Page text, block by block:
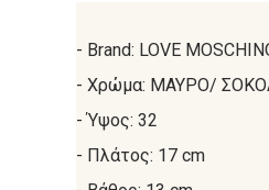
- Brand: LOVE
- Χρώμα: ΜΑΥΡΟ/
- Ύψος: 32
- Πλάτος: 17 cm